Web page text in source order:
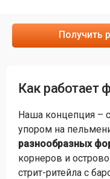
Получить
Как работает
Наша концепция –
упором на
разнообразных
корнеров и
стрит-ритейла с